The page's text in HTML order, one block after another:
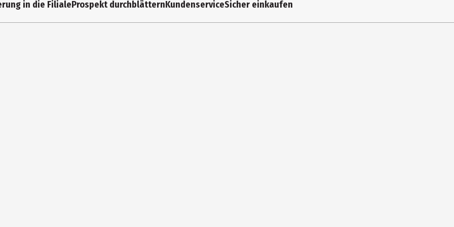
Pyrophosphate, Sodium Methyl Cocoyl Taurate, Aroma, Zinc Phosphate, Cellulose Gum, Sodium Citrate, Microcrystalline
Fluoride, Sodium Saccharin, Xanthan Gum, Citric Acid, Sodium Fluoride, Sucralose, Anethole, Benzyl Alcohol, Beta-Caryophyllene,
in die FilialeProspekt durchblätternKundenserviceSicher einkaufen